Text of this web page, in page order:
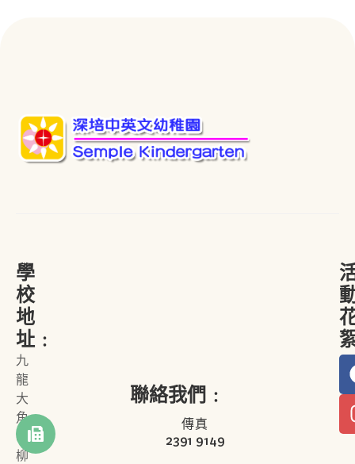
學
校
地
址﹕
九
龍
大
角
咀
柳
聯絡我們﹕
傳真
2391 9149